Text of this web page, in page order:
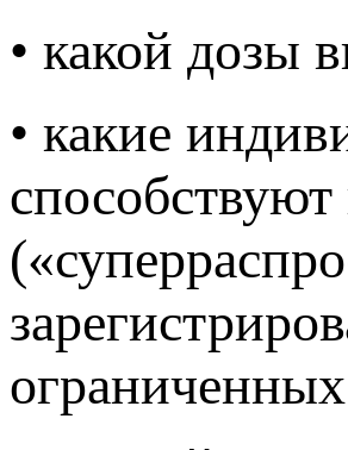
• какой дозы
• какие